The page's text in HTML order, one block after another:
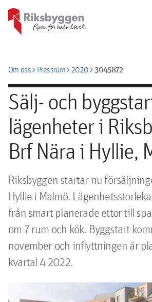
Om osschevron_rightPressrumchevron_right2020chevron_right3045872
Sälj- och
lägenheter i
Brf Nära i Hyllie,
Riksbyggen startar nu
Hyllie i Malmö.
från smart planerade ettor till
om 7 rum och kök. Byggstart
november och inflyttningen är
kvartal 4 2022.